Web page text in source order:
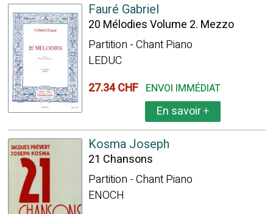
Fauré Gabriel
20 Mélodies Volume 2. Mezzo
Partition - Chant Piano
LEDUC
27.34 CHF ENVOI IMMÉDIAT
En savoir+
Kosma Joseph
21 Chansons
Partition - Chant Piano
ENOCH